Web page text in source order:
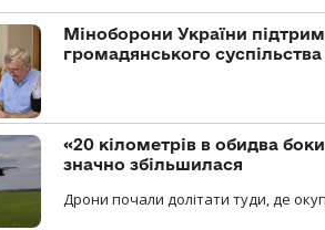
Міноборони України
громадянського
«20 кілометрів в обидва
значно збільшилася
Дрони почали долітати туди, де